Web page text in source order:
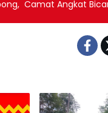
Camat Angkat